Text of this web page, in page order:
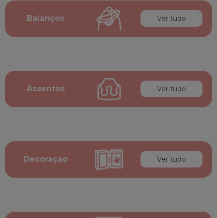
Balanços Ver tudo
Assentos Ver tudo
Decoração Ver tudo